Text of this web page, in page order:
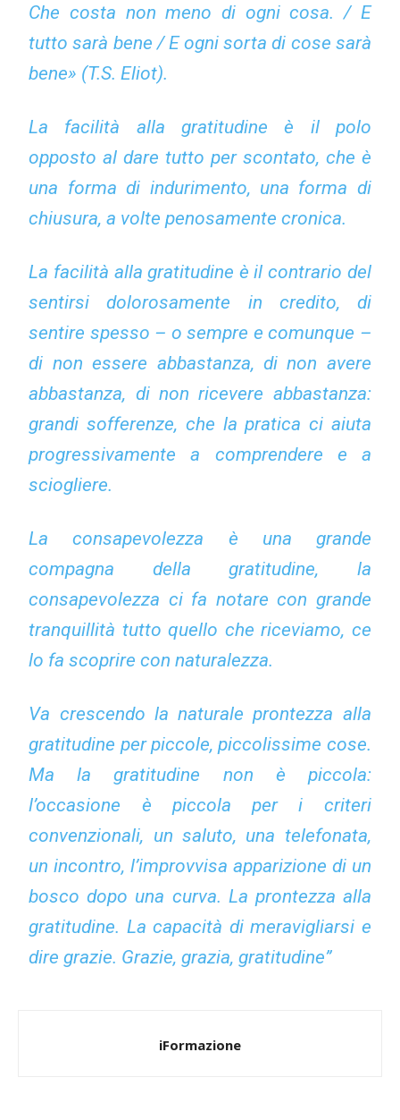
Che costa non meno di ogni cosa. / E
tutto sarà bene / E ogni sorta di cose sarà
bene» (T.S. Eliot).
La facilità alla gratitudine è il polo
opposto al dare tutto per scontato, che è
una forma di indurimento, una forma di
chiusura, a volte penosamente cronica.
La facilità alla gratitudine è il contrario del
sentirsi dolorosamente in credito, di
sentire spesso – o sempre e comunque –
di non essere abbastanza, di non avere
abbastanza, di non ricevere abbastanza:
grandi sofferenze, che la pratica ci aiuta
progressivamente a comprendere e a
sciogliere.
La consapevolezza è una grande
compagna della gratitudine, la
consapevolezza ci fa notare con grande
tranquillità tutto quello che riceviamo, ce
lo fa scoprire con naturalezza.
Va crescendo la naturale prontezza alla
gratitudine per piccole, piccolissime cose.
Ma la gratitudine non è piccola:
l’occasione è piccola per i criteri
convenzionali, un saluto, una telefonata,
un incontro, l’improvvisa apparizione di un
bosco dopo una curva. La prontezza alla
gratitudine. La capacità di meravigliarsi e
dire grazie. Grazie, grazia, gratitudine”
iFormazione